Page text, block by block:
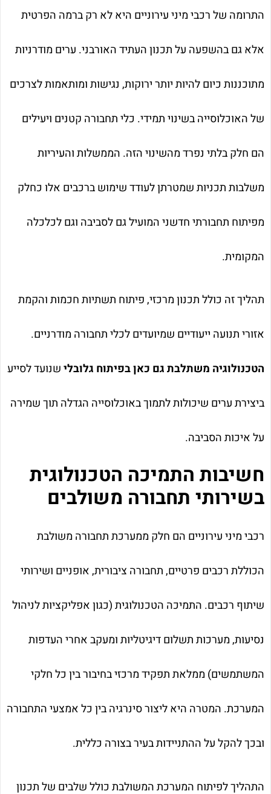
התרומה של רכבי מיני עירוניים היא לא רק ברמה הפרטית
אלא גם בהשפעה על תכנון העתיד האורבני. ערים מודרניות
מתוכננות כיום להיות יותר ירוקות, נגישות ומותאמות לצרכים
של האוכלוסייה בשינוי תמידי. כלי תחבורה קטנים ויעילים
הם חלק בלתי נפרד מהשינוי הזה. הממשלות והעיריות
משלבות תכניות שמטרתן לעודד שימוש ברכבים אלו כחלק
מפיתוח תחבורתי חדשני המועיל גם לסביבה וגם לכלכלה
המקומית.
תהליך זה כולל תכנון מרכזי, פיתוח תשתיות חכמות והקמת
אזורי תנועה ייעודיים שמיועדים לכלי תחבורה מודרניים.
הטכנולוגיה משתלבת גם כאן בפיתוח גלובלישנועד לסייע
ביצירת ערים שיכולות לתמוך באוכלוסייה הגדלה תוך שמירה
על איכות הסביבה.
חשיבות התמיכה הטכנולוגית
בשירותי תחבורה משולבים
רכבי מיני עירוניים הם חלק ממערכת תחבורה משולבת
הכוללת רכבים פרטיים, תחבורה ציבורית, אופניים ושירותי
שיתוף רכבים. התמיכה הטכנולוגית (כגון אפליקציות לניהול
נסיעות, מערכות תשלום דיגיטליות ומעקב אחרי העדפות
המשתמשים) ממלאת תפקיד מרכזי בחיבור בין כל חלקי
המערכת. המטרה היא ליצור סינרגיה בין כל אמצעי התחבורה
ובכך להקל על ההתניידות בעיר בצורה כללית.
התהליך לפיתוח המערכת המשולבת כולל שלבים של תכנון